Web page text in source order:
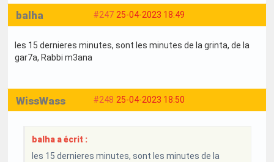
#247 25-04-2023 18:49
balha
les 15 dernieres minutes, sont les minutes de la grinta, de la
gar7a, Rabbi m3ana
#248 25-04-2023 18:50
WissWass
balha a écrit :
les 15 dernieres minutes, sont les minutes de la